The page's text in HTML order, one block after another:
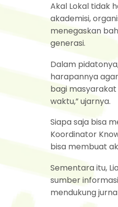
Akal Lokal tidak
akademisi,
menegaskan
generasi.
Dalam
harapannya
bagi
waktu,” ujarnya.
Siapa saja bisa
Koordinator
bisa membuat
Sementara itu,
sumber
mendukung